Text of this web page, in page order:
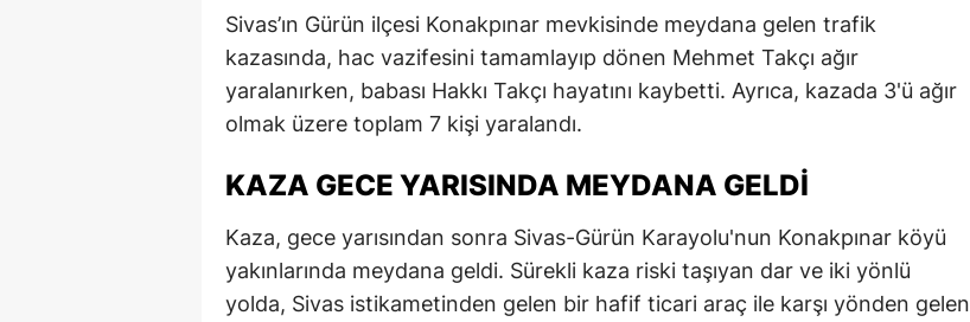
Sivas’ın Gürün ilçesi Konakpınar mevkisinde meydana gelen trafik
kazasında, hac vazifesini tamamlayıp dönen Mehmet Takçı ağır
yaralanırken, babası Hakkı Takçı hayatını kaybetti. Ayrıca, kazada 3'ü ağır
olmak üzere toplam 7 kişi yaralandı.
KAZA GECE YARISINDA MEYDANA GELDI
Kaza, gece yarısından sonra Sivas-Gürün Karayolu'nun Konakpınar köyü
yakınlarında meydana geldi. Sürekli kaza riski taşıyan dar ve iki yönlü
yolda, Sivas istikametinden gelen bir hafif ticari araç ile karşı yönden gelen